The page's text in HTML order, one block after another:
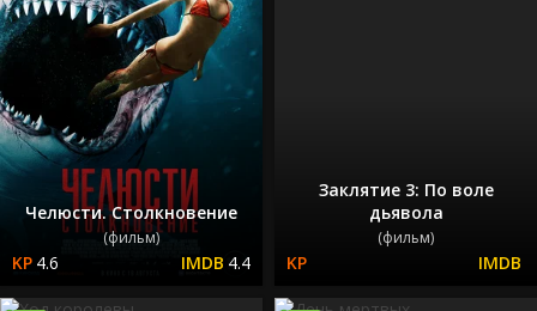
Челюсти. Столкновение
(фильм)
4.6 4.4
Заклятие 3: По воле
дьявола
(фильм)